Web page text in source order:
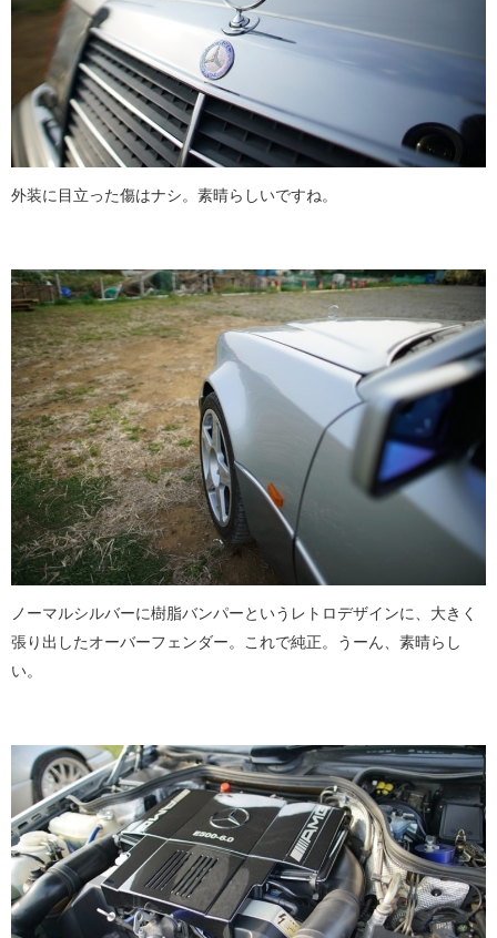
外装に目立った傷はナシ。素晴らしいですね。
ノーマルシルバーに樹脂バンパーというレトロデザインに、大きく
張り出したオーバーフェンダー。これで純正。うーん、素晴らし
い。